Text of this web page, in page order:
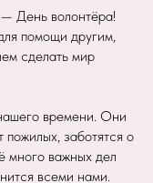
День волонтёра!
помощи другим,
сделать мир
времени. Они
заботятся о
много важных дел
всеми нами.